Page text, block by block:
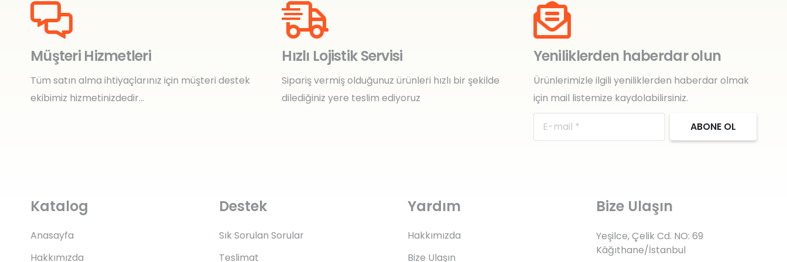
Müşteri Hizmetleri
Tüm satın alma ihtiyaçlarınız için müşteri destek
ekibimiz hizmetinizdedir…
Hızlı Lojistik Servisi
Sipariş vermiş olduğunuz ürünleri hızlı bir şekilde
dilediğiniz yere teslim ediyoruz
Yeniliklerden haberdar olun
Ürünlerimizle ilgili yeniliklerden haberdar olmak
için mail listemize kaydolabilirsiniz.
ABONE OL
Katalog
Anasayfa
Hakkımızda
Destek
Sık Sorulan Sorular
Teslimat
Yardım
Hakkımızda
Bize Ulaşın
Bize Ulaşın
Yeşilce, Çelik Cd. NO: 69
Kâğıthane/İstanbul